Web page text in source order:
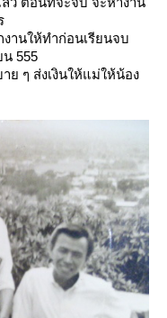
านให้ทำก่อนเรียนจบ
555
ย ๆ ส่งเงินให้แม่ให้น้อง